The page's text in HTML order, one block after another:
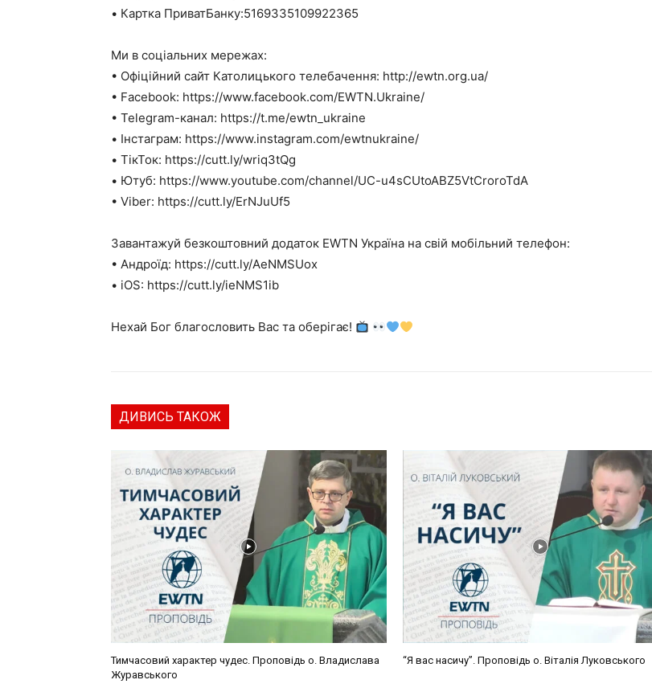
• Картка ПриватБанку:5169335109922365
Ми в соціальних мережах:
• Офіційний сайт Католицького телебачення: http://ewtn.org.ua/
• Facebook: https://www.facebook.com/EWTN.Ukraine/
• Telegram-канал: https://t.me/ewtn_ukraine
• Інстаграм: https://www.instagram.com/ewtnukraine/
• ТікТок: https://cutt.ly/wriq3tQg
• Ютуб: https://www.youtube.com/channel/UC-u4sCUtoABZ5VtCroroTdA
• Viber: https://cutt.ly/ErNJuUf5
Завантажуй безкоштовний додаток EWTN Україна на свій мобільний телефон:
• Андроїд: https://cutt.ly/AeNMSUox
• iOS: https://cutt.ly/ieNMS1ib
Нехай Бог благословить Вас та оберігає!
ДИВИСЬ ТАКОЖ
Тимчасовий характер чудес. Проповідь о. Владислава
Журавського
“Я вас насичу”. Проповідь о. Віталія Луковського